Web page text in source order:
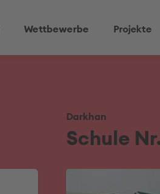
Wettbewerbe Projekte
Darkhan
Schule